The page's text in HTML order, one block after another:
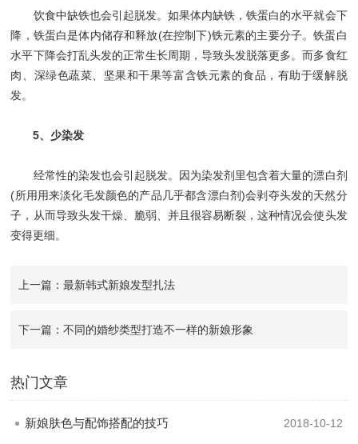
饮食中缺铁也会引起脱发。如果体内缺铁，铁蛋白的水平就会下
降，铁蛋白是体内储存和释放(在控制下)铁元素的主要分子。铁蛋白
水平下降会打乱头发的正常生长周期，导致头发脱落更多。而多食红
肉、深绿色蔬菜、坚果和干果等富含铁元素的食品，有助于缓解脱
发。
5、少染发
经常性的染发也会引起脱发。因为染发剂里包含着大量的漂白剂
(所用用来淡化毛发颜色的产品几乎都含漂白剂)会剥夺头发的天然分
子，从而导致头发干燥、脆弱、并且很容易断裂，这种情况会使头发
变得更细。
上一篇：最新韩式新娘发型扎法
下一篇：不同的婚纱类型打造不一样的新娘形象
热门文章
新娘肤色与配饰搭配的技巧 2018-10-12